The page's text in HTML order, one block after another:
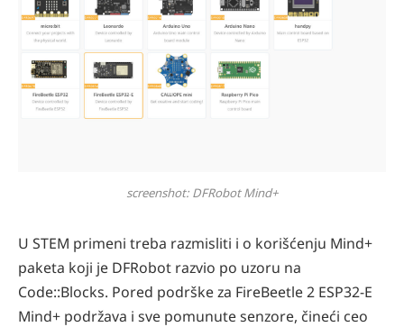
screenshot: DFRobot Mind+
U STEM primeni treba razmisliti i o korišćenju Mind+
paketa koji je DFRobot razvio po uzoru na
Code::Blocks. Pored podrške za FireBeetle 2 ESP32-E
Mind+ podržava i sve pomunute senzore, čineći ceo